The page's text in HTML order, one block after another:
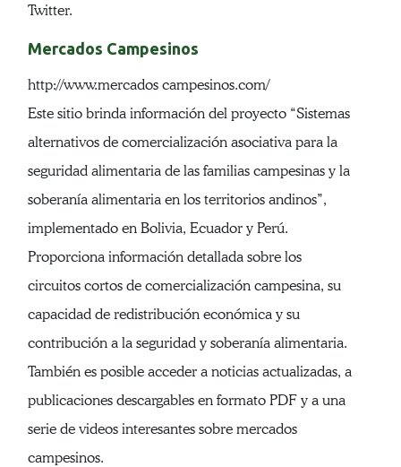
Twitter.
Mercados Campesinos
http://www.mercados campesinos.com/
Este sitio brinda información del proyecto “Sistemas
alternativos de comercialización asociativa para la
seguridad alimentaria de las familias campesinas y la
soberanía alimentaria en los territorios andinos”,
implementado en Bolivia, Ecuador y Perú.
Proporciona información detallada sobre los
circuitos cortos de comercialización campesina, su
capacidad de redistribución económica y su
contribución a la seguridad y soberanía alimentaria.
También es posible acceder a noticias actualizadas, a
publicaciones descargables en formato PDF y a una
serie de videos interesantes sobre mercados
campesinos.